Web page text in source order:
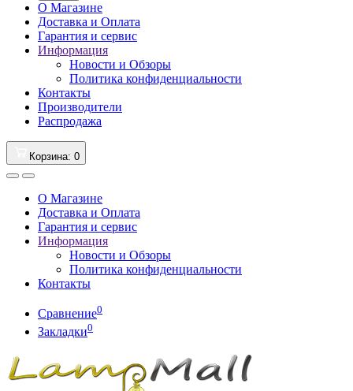
О Магазине
Доставка и Оплата
Гарантия и сервис
Информация
Новости и Обзоры
Политика конфиденциальности
Контакты
Производители
Распродажа
Корзина: 0
О Магазине
Доставка и Оплата
Гарантия и сервис
Информация
Новости и Обзоры
Политика конфиденциальности
Контакты
Сравнение0
Закладки0